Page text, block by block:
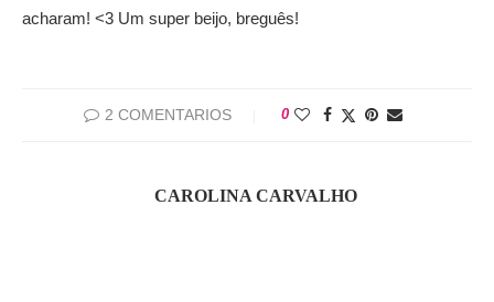
acharam! <3 Um super beijo, breguês!
2 COMENTARIOS 0
CAROLINA CARVALHO